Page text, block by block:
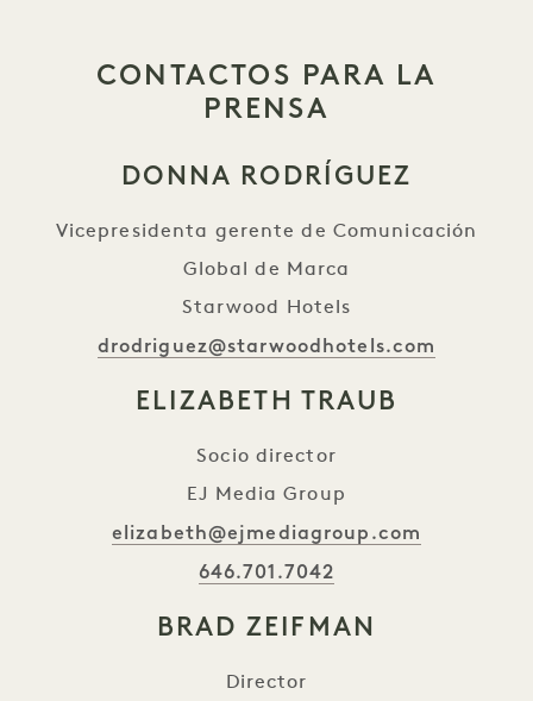
CONTACTOS PARA LA
PRENSA
DONNA RODRÍGUEZ
Vicepresidenta gerente de Comunicación
Global de Marca
Starwood Hotels
drodriguez@starwoodhotels.com
ELIZABETH TRAUB
Socio director
EJ Media Group
elizabeth@ejmediagroup.com
646.701.7042
BRAD ZEIFMAN
Director